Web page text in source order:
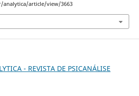
article/view/3663
- REVISTA DE PSICANÁLISE